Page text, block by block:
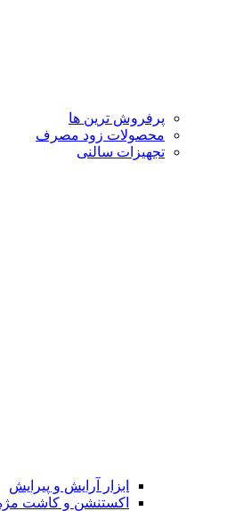
پرفروش ترین ها
محصولات زود مصرف
تجهیزات سالنی
ابزار آرایش و پیرایش
اکستنشن و کاشت